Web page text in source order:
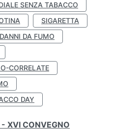
SENZA TABACCO
SIGARETTA
DANNI DA FUMO
CORRELATE
DAY
XVI CONVEGNO